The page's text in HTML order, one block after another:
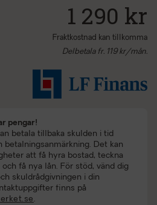
1 290 kr
Fraktkostnad kan tillkomma
Delbetala fr. 119kr/mån.
pengar!
betala tillbaka skulden i tid
betalningsanmärkning. Det kan
att få hyra bostad, teckna
få nya lån. För stöd, vänd dig
skuldrådgivningen i din
finns på
.